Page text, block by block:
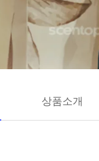
상품소개